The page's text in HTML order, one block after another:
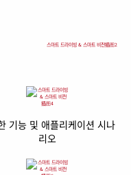
기능 및 애플리케이션 시나
리오